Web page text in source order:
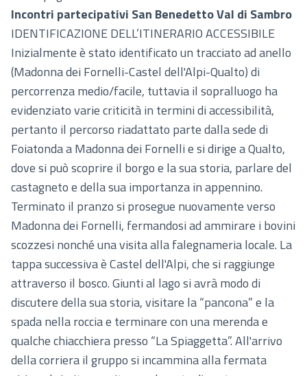
Incontri partecipativi San Benedetto Val di Sambro
IDENTIFICAZIONE DELL’ITINERARIO ACCESSIBILE
Inizialmente è stato identificato un tracciato ad anello
(Madonna dei Fornelli-Castel dell'Alpi-Qualto) di
percorrenza medio/facile, tuttavia il sopralluogo ha
evidenziato varie criticità in termini di accessibilità,
pertanto il percorso riadattato parte dalla sede di
Foiatonda a Madonna dei Fornelli e si dirige a Qualto,
dove si può scoprire il borgo e la sua storia, parlare del
castagneto e della sua importanza in appennino.
Terminato il pranzo si prosegue nuovamente verso
Madonna dei Fornelli, fermandosi ad ammirare i bovini
scozzesi nonché una visita alla falegnameria locale. La
tappa successiva è Castel dell'Alpi, che si raggiunge
attraverso il bosco. Giunti al lago si avrà modo di
discutere della sua storia, visitare la “pancona” e la
spada nella roccia e terminare con una merenda e
qualche chiacchiera presso “La Spiaggetta”. All'arrivo
della corriera il gruppo si incammina alla fermata